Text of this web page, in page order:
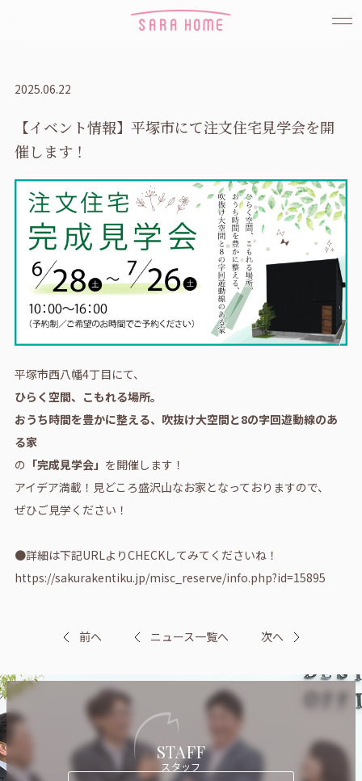
2025.06.22
【イベント情報】平塚市にて注文住宅見学会を開
催します！
平塚市西八幡4丁目にて、
ひらく空間、こもれる場所。
おうち時間を豊かに整える、吹抜け大空間と8の字回遊動線のあ
る家
の 「完成見学会」 を開催します！
アイデア満載！見どころ盛沢山なお家となっておりますので、
ぜひご見学ください！
●詳細は下記URLよりCHECKしてみてくださいね！
https://sakurakentiku.jp/misc_reserve/info.php?id=15895
前へ ニュース一覧へ 次へ
STAFF
スタッフ